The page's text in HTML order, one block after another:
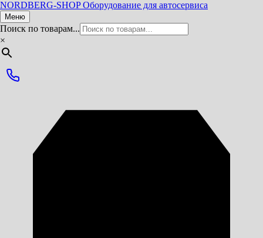
NORDBERG-SHOP Оборудование для автосервиса
Меню
Поиск по товарам...
×